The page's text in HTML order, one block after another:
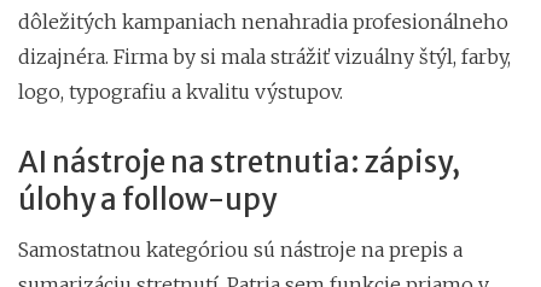
dôležitých kampaniach nenahradia profesionálneho
dizajnéra. Firma by si mala strážiť vizuálny štýl, farby,
logo, typografiu a kvalitu výstupov.
AI nástroje na stretnutia: zápisy,
úlohy a follow-upy
Samostatnou kategóriou sú nástroje na prepis a